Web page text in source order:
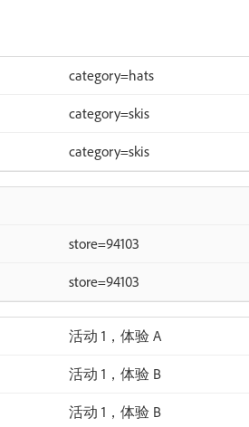
category=hats
category=skis
category=skis
store=94103
store=94103
活动 1，体验 A
活动 1，体验 B
活动 1，体验 B